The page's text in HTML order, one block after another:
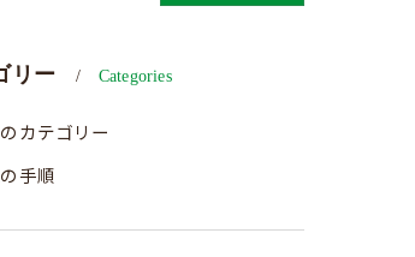
リー Categories
カテゴリー
手順